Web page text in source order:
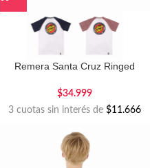
Remera Santa Cruz Ringed
$34.999
3 cuotas sin interés de $11.666